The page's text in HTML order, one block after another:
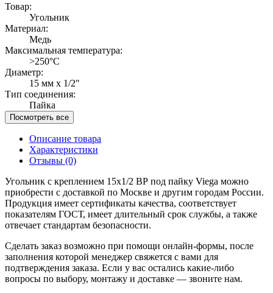
Товар:
Угольник
Материал:
Медь
Максимальная температура:
>250°C
Диаметр:
15 мм x 1/2"
Тип соединения:
Пайка
Посмотреть все
Описание товара
Характеристики
Отзывы (0)
Угольник с креплением 15х1/2 ВР под пайку Viega можно
приобрести с доставкой по Москве и другим городам России.
Продукция имеет сертификаты качества, соответствует
показателям ГОСТ, имеет длительный срок службы, а также
отвечает стандартам безопасности.
Сделать заказ возможно при помощи онлайн-формы, после
заполнения которой менеджер свяжется с вами для
подтверждения заказа. Если у вас остались какие-либо
вопросы по выбору, монтажу и доставке — звоните нам.